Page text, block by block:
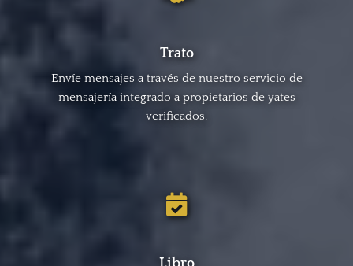
Trato
Envíe mensajes a través de nuestro servicio de
mensajería integrado a propietarios de yates
verificados.